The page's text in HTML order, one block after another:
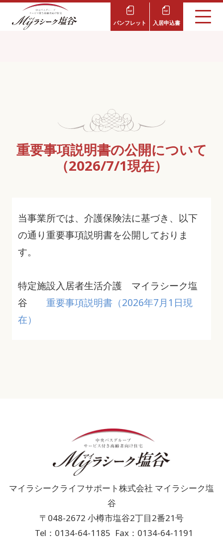
パンフレット 入居申込書
重要事項説明書の公開について
（2026/7/1現在）
当事業所では、介護保険法に基づき、以下
の通り重要事項説明書を公開しておりま
す。
特定施設入居者生活介護 マイラシーク塩
谷 重要事項説明書（2026年7月1日現
在）
マイラシークライフサポート株式会社 マイラシーク塩
谷
〒048-2672 小樽市塩谷2丁目2番21号
Tel：0134-64-1185 Fax：0134-64-1191